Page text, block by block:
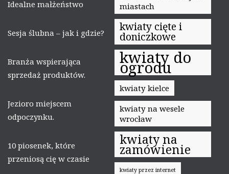
Idealne małżeństwo
Sesja ślubna – jak i gdzie?
Branża wspierająca
sprzedaż produktów.
Jezioro miejscem
odpoczynku.
10 piosenek, które
przeniosą cię w czasie
miastach
kwiaty cięte i
doniczkowe
kwiaty do
ogrodu
kwiaty kielce
kwiaty na wesele
wrocław
kwiaty na
zamówienie
kwiaty przez internet